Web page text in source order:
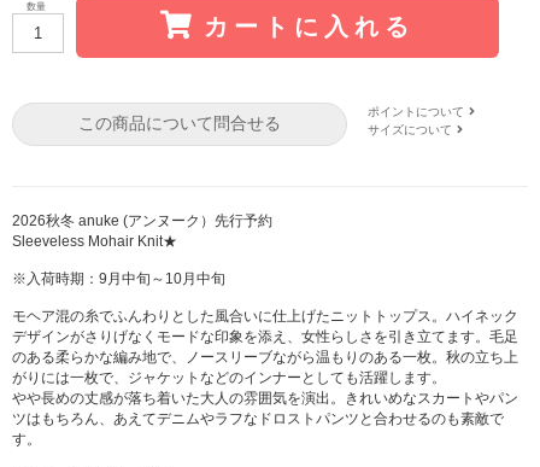
数量
カートに入れる
この商品について問合せる
ポイントについて
サイズについて
2026秋冬 anuke (アンヌーク）先行予約
Sleeveless Mohair Knit★
※入荷時期：9月中旬～10月中旬
モヘア混の糸でふんわりとした風合いに仕上げたニットトップス。ハイネック
デザインがさりげなくモードな印象を添え、女性らしさを引き立てます。毛足
のある柔らかな編み地で、ノースリーブながら温もりのある一枚。秋の立ち上
がりには一枚で、ジャケットなどのインナーとしても活躍します。
やや長めの丈感が落ち着いた大人の雰囲気を演出。きれいめなスカートやパン
ツはもちろん、あえてデニムやラフなドロストパンツと合わせるのも素敵で
す。